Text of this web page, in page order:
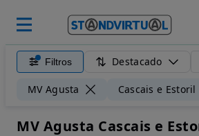
Filtros Destacado
MV Agusta Cascais e Estoril
MV Agusta Cascais e